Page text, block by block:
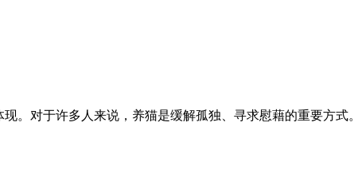
。对于许多人来说，养猫是缓解孤独、寻求慰藉的重要方